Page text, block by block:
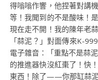
得嗡嗡作響，他捏著對講
等！我聞到的不是酸味！
現在走不開！我的陳年老
「蒜泥？」對面傳來K-
電子雜音：「重點不是蒜
的推進器快沒紅棗了！快
東西！除了——你那缸蒜